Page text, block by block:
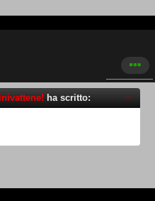
ha scritto: